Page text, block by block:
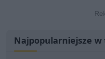
Najpopularniejsze